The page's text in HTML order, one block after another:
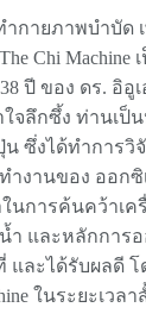
กายภาพบำบัด
Chi
ปี ของ ดร. อิอู
จลึกซึ้ง ท่านเป็
ซึ่งได้ทำการวิ
ำงานของ ออก
การค้นคว้าเครื่
ำ และหลักการ
และได้รับผลดี
ในระยะเวลา